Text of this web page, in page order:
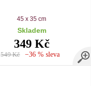
45 x 35 cm
Skladem
349 Kč
549 Kč −36 % sleva